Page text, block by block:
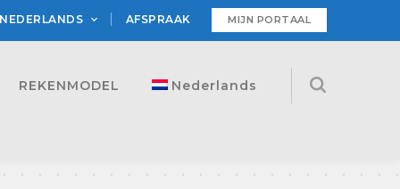
NEDERLANDS AFSPRAAK MIJN PORTAAL
REKENMODEL Nederlands